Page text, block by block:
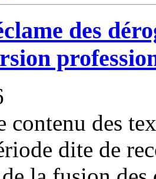
des
contenu des
dite de